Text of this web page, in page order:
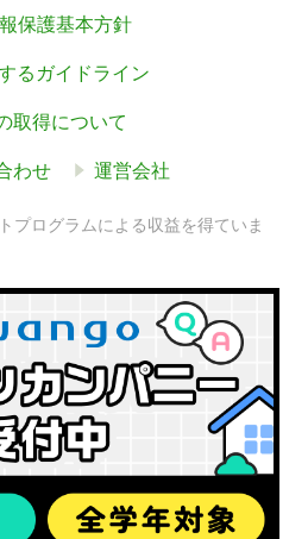
保護基本方針
るガイドライン
取得について
わせ 運営会社
プログラムによる収益を得ていま